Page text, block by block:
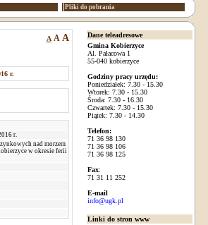
Pliki do pobrania
A A A
r.
r.
nad morzem
w okresie ferii
Dane teleadresowe
Gmina Kobierzyce
Al. Pałacowa 1
55-040 kobierzyce
Godziny pracy urzędu:
Poniedziałek: 7.30 - 15.30
Wtorek: 7.30 - 15.30
Środa: 7.30 - 16.30
Czwartek: 7.30 - 15.30
Piątek: 7.30 - 14.30
Telefon:
71 36 98 130
71 36 98 106
71 36 98 125
Fax:
71 31 11 252
E-mail
info@ugk.pl
Linki do stron www